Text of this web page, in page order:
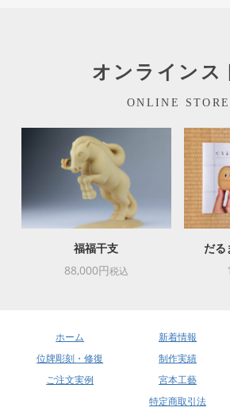
オンラインス
ONLINE STORE
福福干支
88,000円税込
だる
ホーム 新着情報
位牌彫刻・修復
制作実績
ご注文実例
宮本工藝
特定商取引法